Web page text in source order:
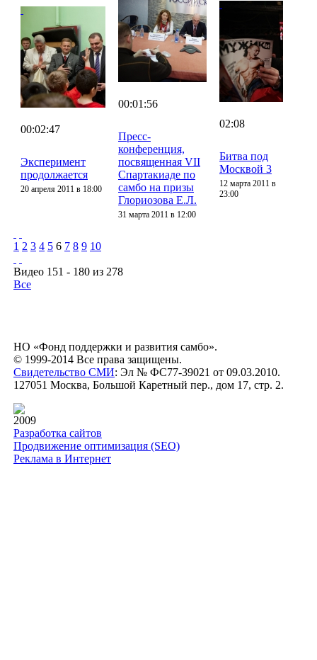
00:02:47
Эксперимент
продолжается
20 апреля 2011 в 18:00
00:01:56
Пресс-
конференция,
посвященная VII
Спартакиаде по
самбо на призы
Глориозова Е.Л.
31 марта 2011 в 12:00
02:08
Битва под
Москвой 3
12 марта 2011 в
23:00
1 2 3 4 5 6 7 8 9 10
Видео 151 - 180 из 278
Все
НО «Фонд поддержки и развития самбо».
© 1999-2014 Все права защищены.
Свидетельство СМИ: Эл № ФС77-39021 от 09.03.2010.
127051 Москва, Большой Каретный пер., дом 17, стр. 2.
2009
Разработка сайтов
Продвижение оптимизация (SEO)
Реклама в Интернет